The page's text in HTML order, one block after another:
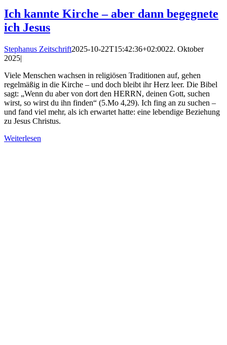
Ich kannte Kirche – aber dann begegnete
ich Jesus
Stephanus Zeitschrift2025-10-22T15:42:36+02:0022. Oktober
2025|
Viele Menschen wachsen in religiösen Traditionen auf, gehen
regelmäßig in die Kirche – und doch bleibt ihr Herz leer. Die Bibel
sagt: „Wenn du aber von dort den HERRN, deinen Gott, suchen
wirst, so wirst du ihn finden“ (5.Mo 4,29). Ich fing an zu suchen –
und fand viel mehr, als ich erwartet hatte: eine lebendige Beziehung
zu Jesus Christus.
Weiterlesen